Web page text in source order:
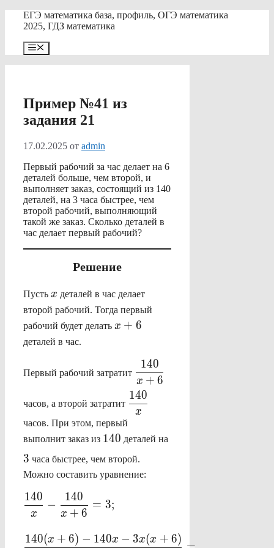
Перейти
ЕГЭ математика база, профиль, ОГЭ математика
2025, ГДЗ математика
Меню
Пример №41 из
задания 21
17.02.2025 от admin
Первый рабочий за час делает на 6
деталей больше, чем второй, и
выполняет заказ, состоящий из 140
деталей, на 3 часа быстрее, чем
второй рабочий, выполняющий
такой же заказ. Сколько деталей в
час делает первый рабочий?
Решение
Пусть x
x деталей в час делает
второй рабочий. Тогда первый
рабочий будет делать x+6
x + 6
деталей в час.
Первый рабочий затратит
\displaystyle
\frac{140}
{x+6}
x + 6
140
часов, а второй затратит
\displaystyle
\frac{140}
x
140
часов. При этом, первый
выполнит заказ из 140
140 деталей на
3 часа быстрее, чем второй.
Можно составить уравнение:
\displaystyle
\frac{140}
\frac{140}
x
140
−
x + 6
140
= 3;
\displaystyle
140(x + 6) − 140x − 3x(x + 6)